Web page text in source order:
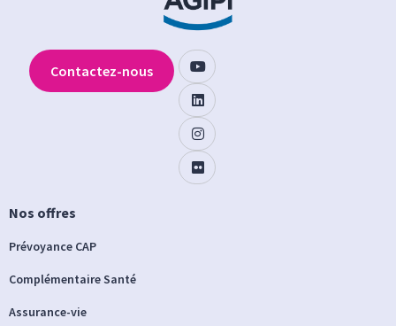
Nos offres
Prévoyance CAP
Complémentaire Santé
Assurance-vie
Contactez-nous